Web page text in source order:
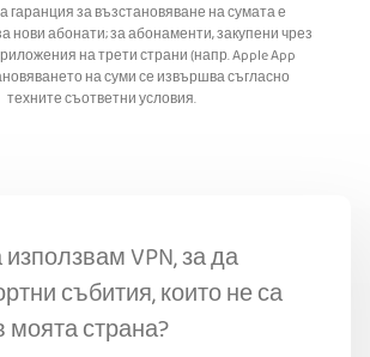
гаранция за възстановяване на сумата е
нови абонати; за абонаменти, закупени чрез
на трети страни (напр. Apple App
на суми се извършва съгласно
техните съответни условия.
VPN, за да
събития, които не са
страна?